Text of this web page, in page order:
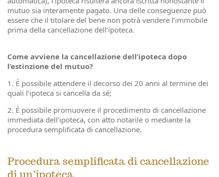
mutuo sia interamente pagato. Una delle conseguenze può
essere che il titolare del bene non potrà vendere l’immobile
prima della cancellazione dell’ipoteca.
Come avviene la cancellazione dell’ipoteca dopo
l’estinzione del mutuo?
1. È possibile attendere il decorso dei 20 anni al termine dei
quali l’ipoteca si cancella da sé;
2. È possibile promuovere il procedimento di cancellazione
immediata dell’ipoteca, con atto notarile o mediante la
procedura semplificata di cancellazione.
Procedura semplificata di cancellazione
di un’ipoteca